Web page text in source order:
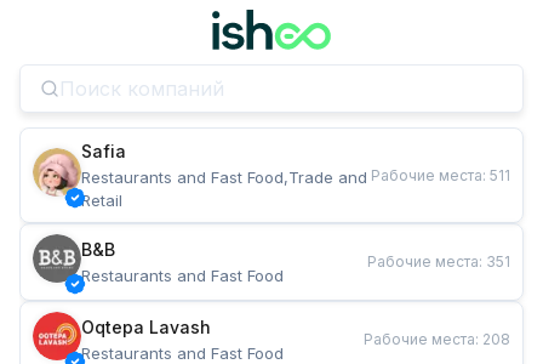
Safia
Restaurants and Fast Food,Trade and
Retail
Рабочие места: 511
B&B
Restaurants and Fast Food
Рабочие места: 351
Oqtepa Lavash
Restaurants and Fast Food
Рабочие места: 208